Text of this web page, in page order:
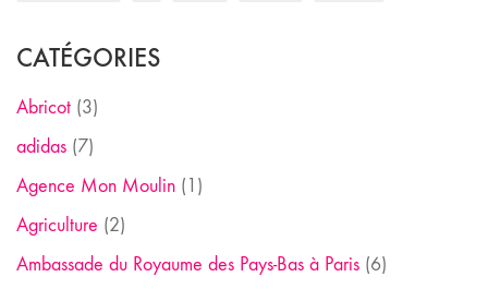
CATÉGORIES
Abricot (3)
adidas (7)
Agence Mon Moulin (1)
Agriculture (2)
Ambassade du Royaume des Pays-Bas à Paris (6)